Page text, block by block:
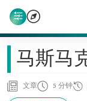
马斯马
文章 5 分钟